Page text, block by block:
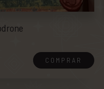
COMPRAR